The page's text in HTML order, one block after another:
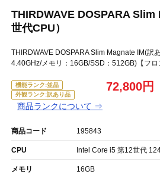
THIRDWAVE DOSPARA Slim
世代CPU）
THIRDWAVE DOSPARA Slim Magnate IM(訳
4.40GHz/メモリ：16GB/SSD：512GB)【フ
機能ランク:並品
外観ランク:訳あり品
商品ランクについて ⇒
72,800円
商品コード 195843
CPU Intel Core i5 第12世代
メモリ 16GB